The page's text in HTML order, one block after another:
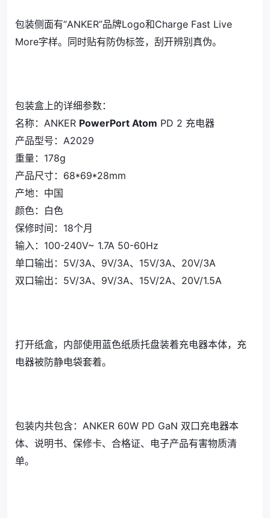
包装侧面有“ANKER”品牌Logo和Charge Fast Live
More字样。同时贴有防伪标签，刮开辨别真伪。
包装盒上的详细参数：
名称：ANKER PowerPort Atom PD 2 充电器
产品型号：A2029
重量：178g
产品尺寸：68*69*28mm
产地：中国
颜色：白色
保修时间：18个月
输入：100-240V~ 1.7A 50-60Hz
单口输出：5V/3A、9V/3A、15V/3A、20V/3A
双口输出：5V/3A、9V/3A、15V/2A、20V/1.5A
打开纸盒，内部使用蓝色纸质托盘装着充电器本体，充
电器被防静电袋套着。
包装内共包含：ANKER 60W PD GaN 双口充电器本
体、说明书、保修卡、合格证、电子产品有害物质清
单。